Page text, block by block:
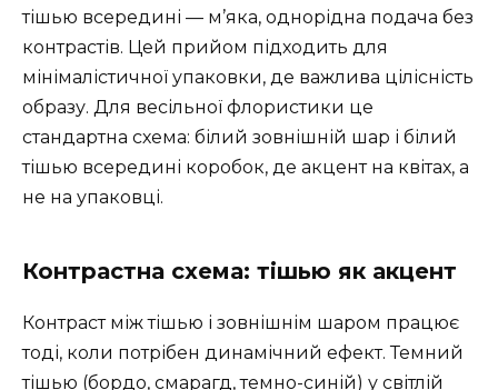
тішью всередині — м’яка, однорідна подача без
контрастів. Цей прийом підходить для
мінімалістичної упаковки, де важлива цілісність
образу. Для весільної флористики це
стандартна схема: білий зовнішній шар і білий
тішью всередині коробок, де акцент на квітах, а
не на упаковці.
Контрастна схема: тішью як акцент
Контраст між тішью і зовнішнім шаром працює
тоді, коли потрібен динамічний ефект. Темний
тішью (бордо, смарагд, темно-синій) у світлій